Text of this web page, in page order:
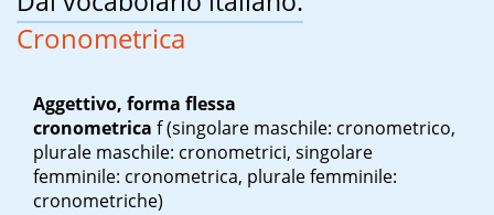
Cronometrica
Aggettivo, forma flessa
cronometrica f(singolare maschile: cronometrico,
plurale maschile: cronometrici, singolare
femminile: cronometrica, plurale femminile:
cronometriche)